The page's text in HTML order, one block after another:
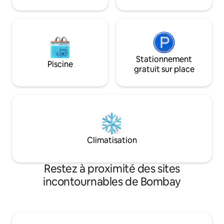
longs séjours à la recherche de confort,
Piscine
Stationnement
gratuit sur place
Climatisation
Restez à proximité des sites
incontournables de Bombay